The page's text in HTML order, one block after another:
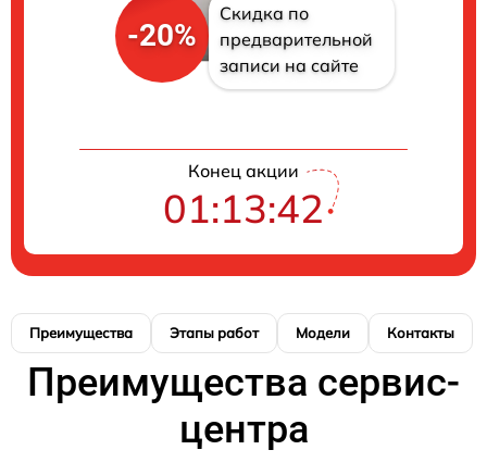
-20%
Скидка по
предварительной
записи на сайте
Конец акции
01:13:41
Преимущества Этапы работ Модели Контакты
Преимущества сервис-
центра